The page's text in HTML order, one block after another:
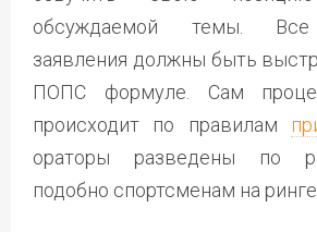
обсуждаемой темы. Все
заявления должны быть
ПОПС формуле. Сам
происходит по правилам
ораторы разведены по
подобно спортсменам на